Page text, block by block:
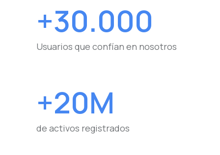
+30.000
Usuarios que confían en nosotros
+20M
de activos registrados